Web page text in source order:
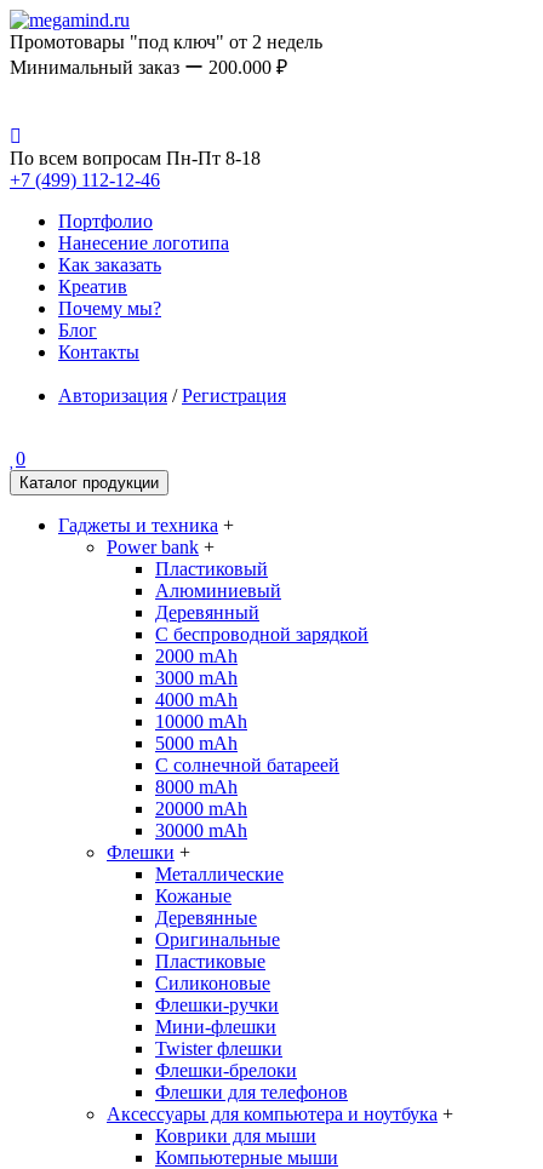
Промотовары "под ключ" от 2 недель
Минимальный заказ ー 200.000 ₽
По всем вопросам Пн-Пт 8-18
+7 (499) 112-12-46
Портфолио
Нанесение логотипа
Как заказать
Креатив
Почему мы?
Блог
Контакты
Авторизация /Регистрация
0
Каталог продукции
Гаджеты и техника +
Power bank +
Пластиковый
Алюминиевый
Деревянный
С беспроводной зарядкой
2000 mAh
3000 mAh
4000 mAh
10000 mAh
5000 mAh
С солнечной батареей
8000 mAh
20000 mAh
30000 mAh
Флешки +
Металлические
Кожаные
Деревянные
Оригинальные
Пластиковые
Силиконовые
Флешки-ручки
Мини-флешки
Twister флешки
Флешки-брелоки
Флешки для телефонов
Аксессуары для компьютера и ноутбука +
Коврики для мыши
Компьютерные мыши